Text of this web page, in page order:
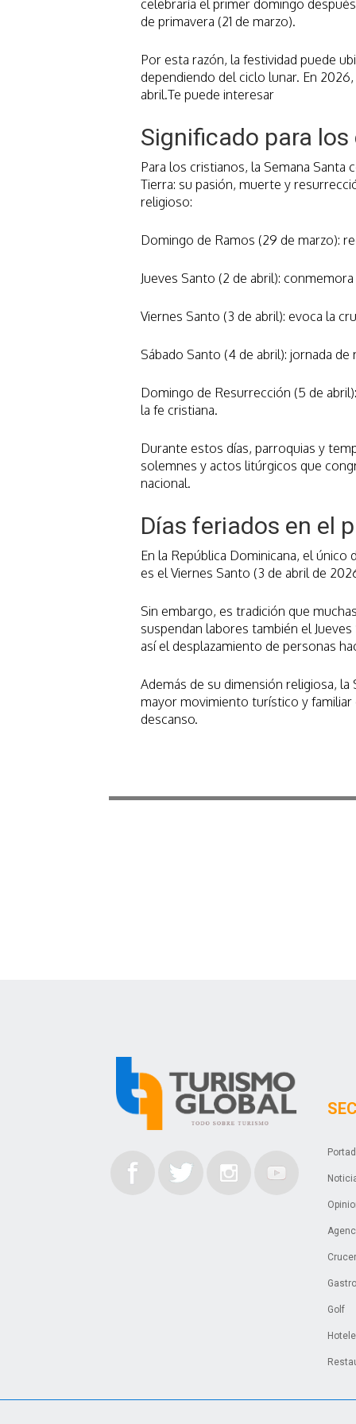
celebraría el primer domingo
de primavera (21 de marzo).
Por esta razón, la festividad puede
dependiendo del ciclo lunar. En
abril.Te puede interesar
Significado para
Para los cristianos, la Semana
Tierra: su pasión, muerte y
religioso:
Domingo de Ramos (29 de marzo):
Jueves Santo (2 de abril):
Viernes Santo (3 de abril): evoca la
Sábado Santo (4 de abril): jornada
Domingo de Resurrección (5 de
la fe cristiana.
Durante estos días, parroquias y
solemnes y actos litúrgicos que
nacional.
Días feriados en el
En la República Dominicana, el
es el Viernes Santo (3 de abril de
Sin embargo, es tradición que
suspendan labores también el
así el desplazamiento de personas
Además de su dimensión religiosa,
mayor movimiento turístico y
descanso.
Golf